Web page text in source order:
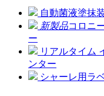
自動菌液塗抹
新製品コロニ
ー
リアルタイム
ンター
シャーレ用ラ